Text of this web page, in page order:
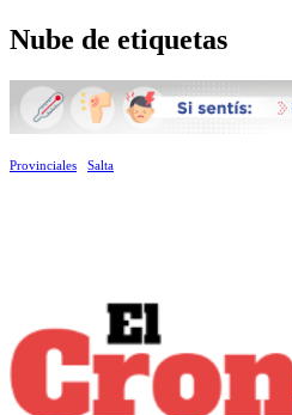
Nube de etiquetas
Provinciales Salta